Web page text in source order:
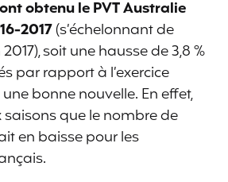
obtenu le PVT Australie
2017(s’échelonnant de
soit une hausse de 3,8 %
par rapport à l’exercice
bonne nouvelle. En effet,
que le nombre de
en baisse pour les